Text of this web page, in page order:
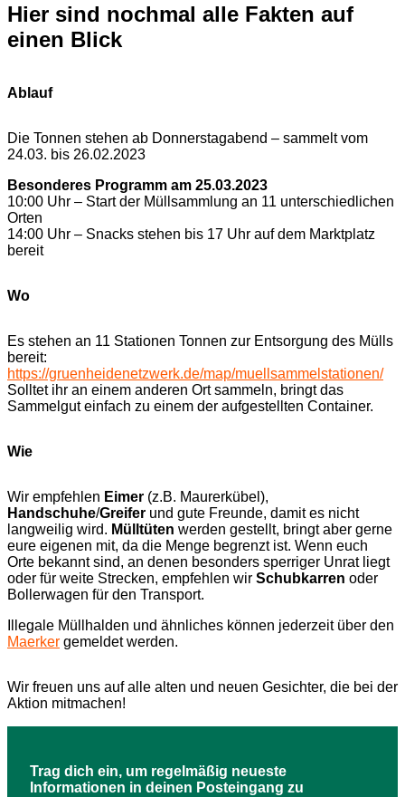
Hier sind nochmal alle Fakten auf
einen Blick
Ablauf
Die Tonnen stehen ab Donnerstagabend – sammelt vom
24.03. bis 26.02.2023
Besonderes Programm am 25.03.2023
10:00 Uhr – Start der Müllsammlung an 11 unterschiedlichen
Orten
14:00 Uhr – Snacks stehen bis 17 Uhr auf dem Marktplatz
bereit
Wo
Es stehen an 11 Stationen Tonnen zur Entsorgung des Mülls
bereit:
https://gruenheidenetzwerk.de/map/muellsammelstationen/
Solltet ihr an einem anderen Ort sammeln, bringt das
Sammelgut einfach zu einem der aufgestellten Container.
Wie
Wir empfehlen Eimer (z.B. Maurerkübel),
Handschuhe/Greifer und gute Freunde, damit es nicht
langweilig wird. Mülltüten werden gestellt, bringt aber gerne
eure eigenen mit, da die Menge begrenzt ist. Wenn euch
Orte bekannt sind, an denen besonders sperriger Unrat liegt
oder für weite Strecken, empfehlen wir Schubkarren oder
Bollerwagen für den Transport.
Illegale Müllhalden und ähnliches können jederzeit über den
Maerker gemeldet werden.
Wir freuen uns auf alle alten und neuen Gesichter, die bei der
Aktion mitmachen!
Trag dich ein, um regelmäßig neueste
Informationen in deinen Posteingang zu